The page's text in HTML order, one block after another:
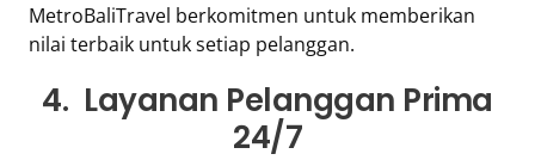
MetroBaliTravel berkomitmen untuk memberikan
nilai terbaik untuk setiap pelanggan.
4. Layanan Pelanggan Prima
24/7